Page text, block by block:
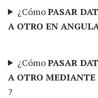
¿CómoPASAR
A OTRO EN
¿CómoPASAR
A OTRO MEDIANTE
?